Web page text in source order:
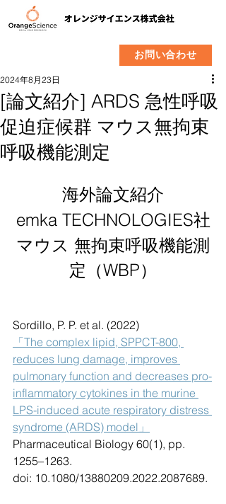
お問い合わせ
[論文紹介] ARDS 急性呼吸
促迫症候群 マウス無拘束
呼吸機能測定
2024年8月23日
海外論文紹介
emka TECHNOLOGIES社
マウス 無拘束呼吸機能測
定（WBP）
Sordillo, P. P. et al. (2022)
「The complex lipid, SPPCT-800,
reduces lung damage, improves
pulmonary function and decreases pro-
inflammatory cytokines in the murine
LPS-induced acute respiratory distress
syndrome (ARDS) model」
Pharmaceutical Biology 60(1), pp.
1255–1263.
doi: 10.1080/13880209.2022.2087689.